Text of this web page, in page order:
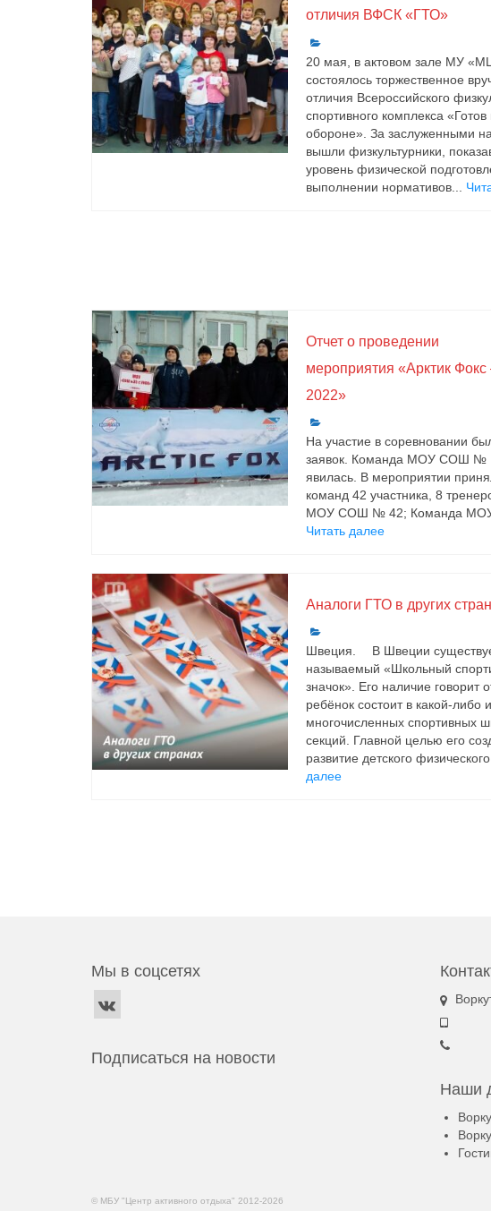
отличия ВФСК «ГТО»
20 мая, в актовом зале МУ
состоялось торжественное
отличия Всероссийского
спортивного комплекса «Готов
обороне». За заслуженными
вышли физкультурники,
уровень физической
выполнении нормативов...
Отчет о проведении
мероприятия «Арктик
2022»
На участие в соревновании
заявок. Команда МОУ СОШ №
явилась. В мероприятии
команд 42 участника, 8
МОУ СОШ № 42; Команда
Читать далее
Аналоги ГТО в других
Швеция. ⠀ В Швеции
называемый «Школьный
значок». Его наличие говорит
ребёнок состоит в какой-либо
многочисленных спортивных
секций. Главной целью его
развитие детского
далее
Мы в соцсетях
Подписаться на новости
Наши
© МБУ "Центр активного отдыха" 2012-2026